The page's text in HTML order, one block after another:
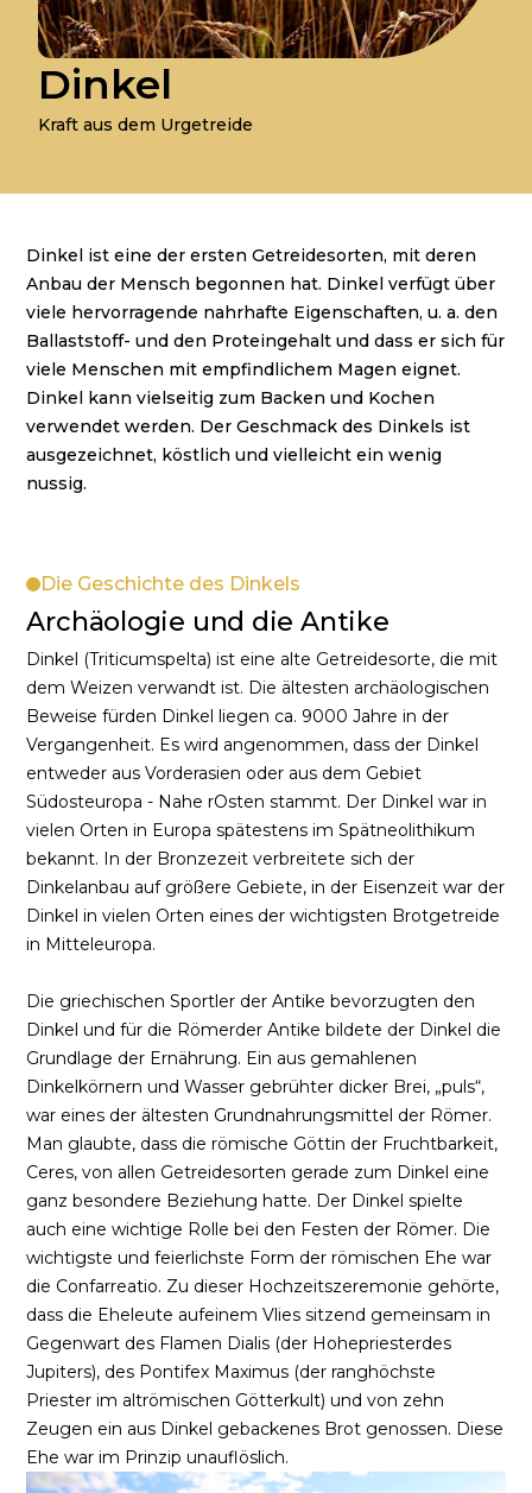
Dinkel
Kraft aus dem Urgetreide
Dinkel ist eine der ersten Getreidesorten, mit deren
Anbau der Mensch begonnen hat. Dinkel verfügt über
viele hervorragende nahrhafte Eigenschaften, u. a. den
Ballaststoff- und den Proteingehalt und dass er sich für
viele Menschen mit empfindlichem Magen eignet.
Dinkel kann vielseitig zum Backen und Kochen
verwendet werden. Der Geschmack des Dinkels ist
ausgezeichnet, köstlich und vielleicht ein wenig
nussig.
Die Geschichte des Dinkels
Archäologie und die Antike
Dinkel (Triticumspelta) ist eine alte Getreidesorte, die mit
dem Weizen verwandt ist. Die ältesten archäologischen
Beweise fürden Dinkel liegen ca. 9000 Jahre in der
Vergangenheit. Es wird angenommen, dass der Dinkel
entweder aus Vorderasien oder aus dem Gebiet
Südosteuropa - Nahe rOsten stammt. Der Dinkel war in
vielen Orten in Europa spätestens im Spätneolithikum
bekannt. In der Bronzezeit verbreitete sich der
Dinkelanbau auf größere Gebiete, in der Eisenzeit war der
Dinkel in vielen Orten eines der wichtigsten Brotgetreide
in Mitteleuropa.
Die griechischen Sportler der Antike bevorzugten den
Dinkel und für die Römerder Antike bildete der Dinkel die
Grundlage der Ernährung. Ein aus gemahlenen
Dinkelkörnern und Wasser gebrühter dicker Brei, „puls“,
war eines der ältesten Grundnahrungsmittel der Römer.
Man glaubte, dass die römische Göttin der Fruchtbarkeit,
Ceres, von allen Getreidesorten gerade zum Dinkel eine
ganz besondere Beziehung hatte. Der Dinkel spielte
auch eine wichtige Rolle bei den Festen der Römer. Die
wichtigste und feierlichste Form der römischen Ehe war
die Confarreatio. Zu dieser Hochzeitszeremonie gehörte,
dass die Eheleute aufeinem Vlies sitzend gemeinsam in
Gegenwart des Flamen Dialis (der Hohepriesterdes
Jupiters), des Pontifex Maximus (der ranghöchste
Priester im altrömischen Götterkult) und von zehn
Zeugen ein aus Dinkel gebackenes Brot genossen. Diese
Ehe war im Prinzip unauflöslich.